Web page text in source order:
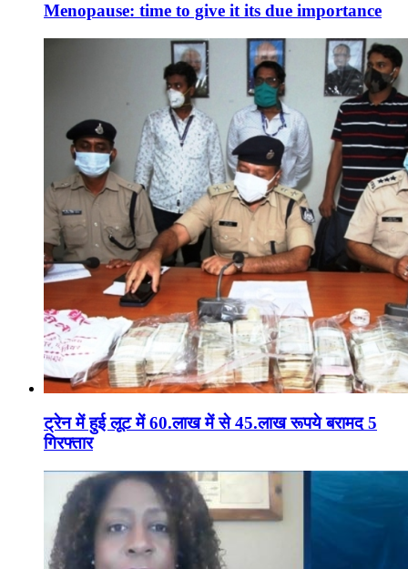
Menopause: time to give it its due importance
ट्रेन में हुई लूट में 60.लाख में से 45.लाख रूपये बरामद 5
गिरफ्तार